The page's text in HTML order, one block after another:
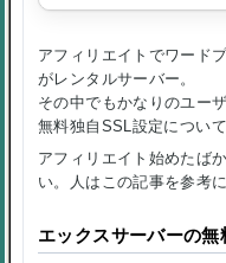
アフィリエイトでワード
がレンタルサーバー。
その中でもかなりのユー
無料独自SSL設定について
アフィリエイト始めたば
い。人はこの記事を参考
エックスサーバーの